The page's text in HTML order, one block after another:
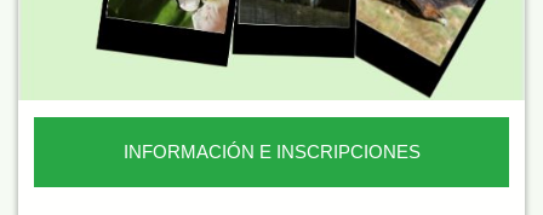
INFORMACIÓN E INSCRIPCIONES